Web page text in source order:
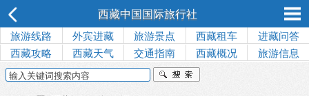
西藏中国国际旅行社
旅游线路 外宾进藏 旅游景点 西藏租车
进藏问答
西藏攻略
西藏天气 交通指南 西藏概况 旅游信息